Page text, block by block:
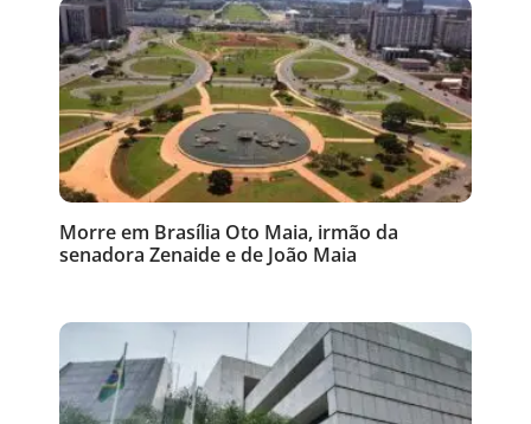
Morre em Brasília Oto Maia, irmão da
senadora Zenaide e de João Maia